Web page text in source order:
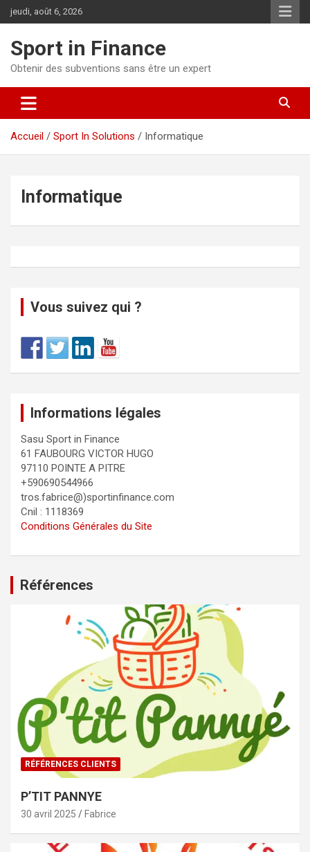
jeudi, août 6, 2026
Sport in Finance
Obtenir des subventions sans être un expert
Accueil Sport In Solutions Informatique
Informatique
Vous suivez qui ?
Informations légales
Sasu Sport in Finance
61 FAUBOURG VICTOR HUGO
97110 POINTE A PITRE
+590690544966
tros.fabrice@)sportinfinance.com
Cnil : 1118369
Conditions Générales du Site
Références
RÉFÉRENCES CLIENTS
P’TIT PANNYE
30 avril 2025 Fabrice